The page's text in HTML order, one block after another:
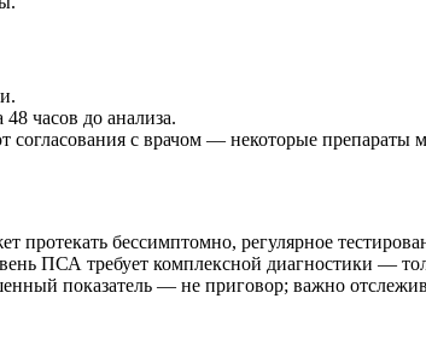
часов до анализа.
с врачом — некоторые препараты
протекать бессимптомно, регулярное
ПСА требует комплексной диагностики —
показатель — не приговор; важно